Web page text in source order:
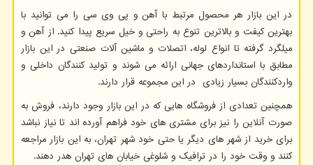
در این بازار هر محصول مرتبط با آهن و پی وی سی را می توانید با
بهترین کیفت و بالاترین تنوع به راحتی و خیل سریع پیدا کنید. از آهن و
میلگرد گرفته تا انواع لوله، اتصلات و ماشین آلات صنعتی در این بازار
مطابق با استانداردهای جهانی ارائه می شوند و تولید کنندگان داخلی و
واردکنندگان بسیار زیادی در این مجموعه قرار دارند.
همچنین تعدادی از فروشگاه هایی که در این بازار وجود دارند، فروش به
صورت آنلاین را نیز برای مشتری های خود فراهم آورده اند تا نیاز نباشد
برای خرید از شهر های دیگر یا حتی خود شهر تهران، به این بازار مراجعه
کنند و وقت خود را در ترافیک و شلوغی خیابان های تهران هدر دهند.